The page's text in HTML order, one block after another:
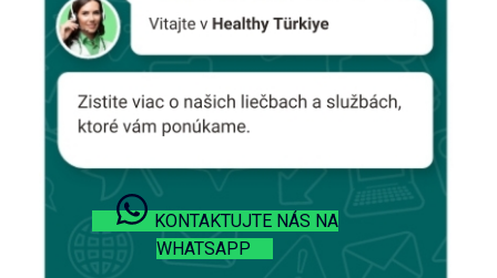
KONTAKTUJTE NÁS NA
WHATSAPP